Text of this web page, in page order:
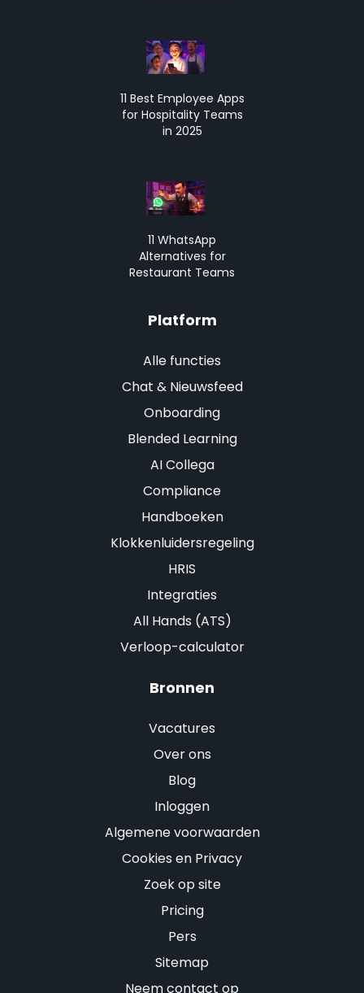
11 Best Employee Apps
for Hospitality Teams
in 2025
11 WhatsApp
Alternatives for
Restaurant Teams
Platform
Alle functies
Chat & Nieuwsfeed
Onboarding
Blended Learning
AI Collega
Compliance
Handboeken
Klokkenluidersregeling
HRIS
Integraties
All Hands (ATS)
Verloop-calculator
Bronnen
Vacatures
Over ons
Blog
Inloggen
Algemene voorwaarden
Cookies en Privacy
Zoek op site
Pricing
Pers
Sitemap
Neem contact op